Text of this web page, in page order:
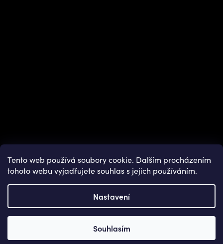
Tento web používá soubory cookie. Dalším procházením
tohoto webu vyjadřujete souhlas s jejich používáním.
Nastavení
Souhlasím
Vytvořil Shoptet
Copyright 2026OUTDOOR SHOPS. Všechna práva vyhrazena.